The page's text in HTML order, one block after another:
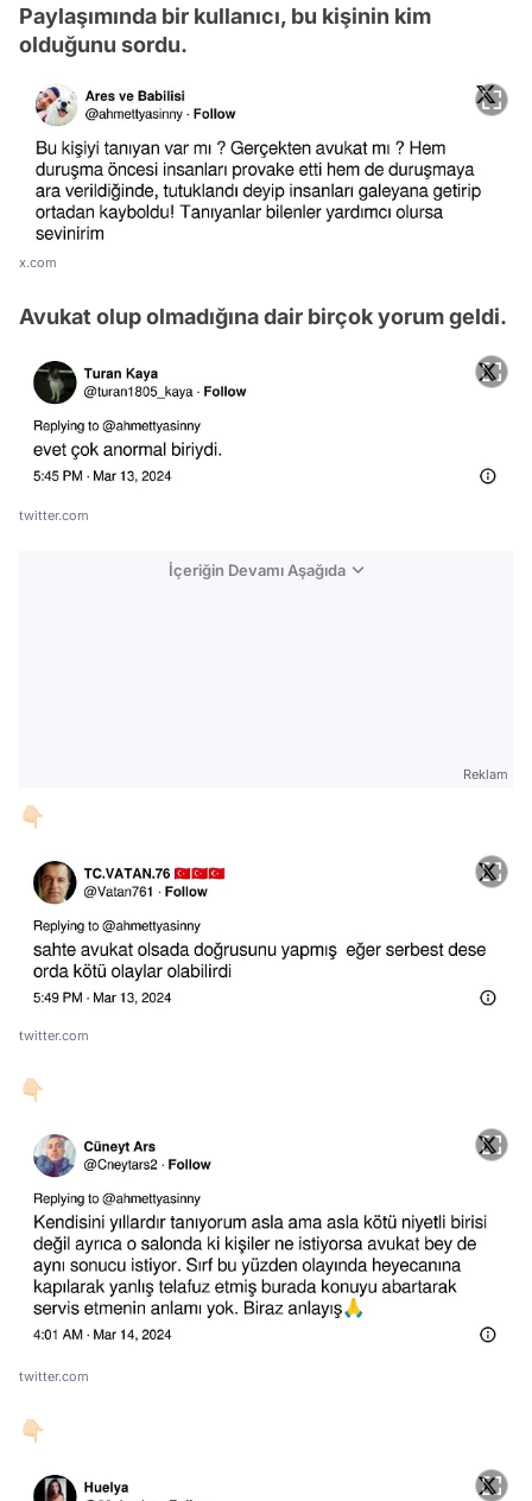
Paylaşımında bir kullanıcı, bu kişinin kim
olduğunu sordu.
x.com
Avukat olup olmadığına dair birçok yorum geldi.
twitter.com
İçeriğin Devamı Aşağıda
Reklam
👇🏻
twitter.com
👇🏻
twitter.com
👇🏻